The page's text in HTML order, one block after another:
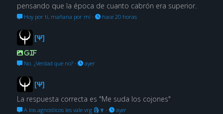
pensando que la época de cuanto cabrón era superior.
Hoy por ti, mañana por mí· hace 20 horas
[Ψ]
GIF
No. ¿Verdad que no?· ayer
[Ψ]
La respuesta correcta es "Me suda los cojones"
A los agnosticos les vale vrg 🗿🍷 · ayer